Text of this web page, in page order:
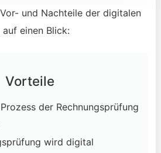
und Nachteile der digitalen
einen Blick:
Vorteile
der Rechnungsprüfung
wird digital